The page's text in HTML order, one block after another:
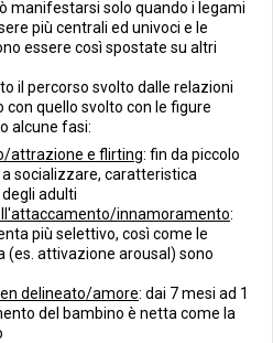
manifestarsi solo quando i legami
più centrali ed univoci e le
essere così spostate su altri
il percorso svolto dalle relazioni
quello svolto con le figure
alcune fasi:
attrazione e flirting: fin da piccolo
socializzare, caratteristica
adulti
innamoramento:
più selettivo, così come le
(es. attivazione arousal) sono
delineato/amore: dai 7 mesi ad 1
del bambino è netta come la